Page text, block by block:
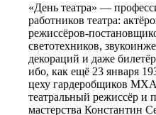
«День театра» —
работников театра:
режиссёров-
светотехников,
декораций и даже
ибо, как ещё 23 января
цеху гардеробщиков
театральный режиссёр и
мастерства Константин